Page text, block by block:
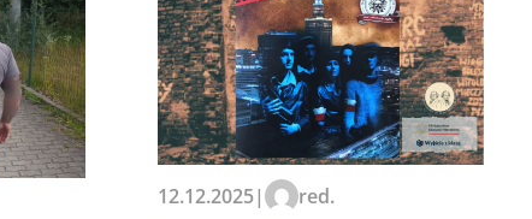
12.12.2025| red.